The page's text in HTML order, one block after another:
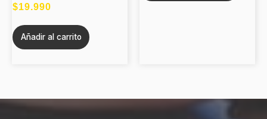
$19.990
Añadir al carrito